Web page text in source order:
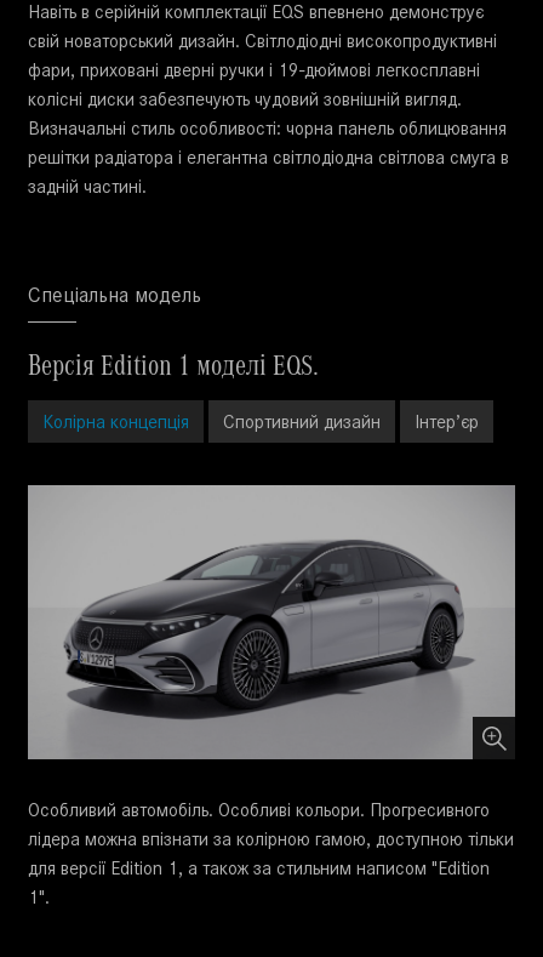
Навіть в серійній комплектації EQS впевнено демонструє
свій новаторський дизайн. Світлодіодні високопродуктивні
фари, приховані дверні ручки і 19-дюймові легкосплавні
колісні диски забезпечують чудовий зовнішній вигляд.
Визначальні стиль особливості: чорна панель облицювання
решітки радіатора і елегантна світлодіодна світлова смуга в
задній частині.
Спеціальна модель
Версія Edition 1 моделі EQS.
Колірна концепція Спортивний дизайн Інтер’єр
Особливий автомобіль. Особливі кольори. Прогресивного
лідера можна впізнати за колірною гамою, доступною тільки
для версії Edition 1, а також за стильним написом "Edition
1".